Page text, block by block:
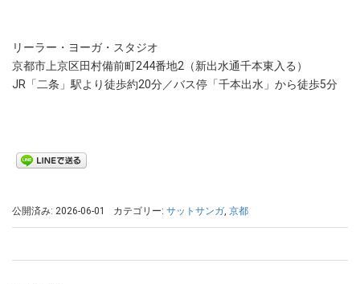
リーラー・ヨーガ・スタジオ
京都市上京区田村備前町244番地2（新出水通千本東入る）
JR「二条」駅より徒歩約20分／バス停「千本出水」から徒歩5分
公開済み: 2026-06-01 カテゴリー: サットサンガ, 京都